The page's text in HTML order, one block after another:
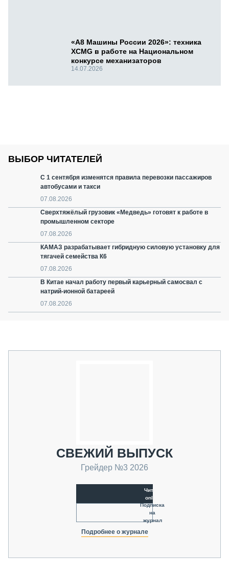
«А8 Машины России 2026»: техника
XCMG в работе на Национальном
конкурсе механизаторов
14.07.2026
ВЫБОР ЧИТАТЕЛЕЙ
С 1 сентября изменятся правила перевозки пассажиров
автобусами и такси
07.08.2026
Сверхтяжёлый грузовик «Медведь» готовят к работе в
промышленном секторе
07.08.2026
КАМАЗ разрабатывает гибридную силовую установку для
тягачей семейства К6
07.08.2026
В Китае начал работу первый карьерный самосвал с
натрий-ионной батареей
07.08.2026
СВЕЖИЙ ВЫПУСК
Грейдер №3 2026
Читать
online
Подписка
на
журнал
Подробнее о журнале